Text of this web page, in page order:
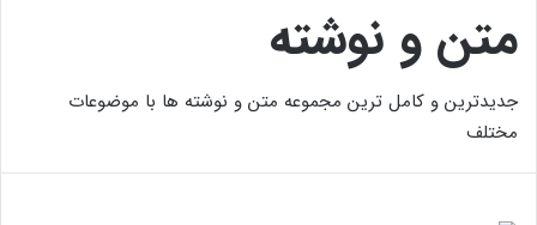
متن و نوشته
جدیدترین و کامل ترین مجموعه متن و نوشته ها با موضوعات
مختلف